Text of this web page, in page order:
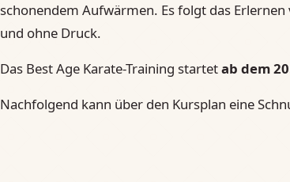
schonendem Aufwärmen. Es folgt das
und ohne Druck.
Das Best Age Karate-Training startetab dem
Nachfolgend kann über den Kursplan eine